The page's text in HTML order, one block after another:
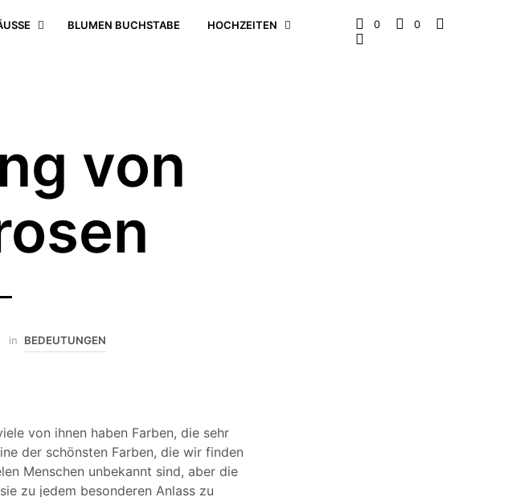
BLUMEN BUCHSTABE HOCHZEITEN 0 0
von
in BEDEUTUNGEN
von ihnen haben Farben, die sehr
der schönsten Farben, die wir finden
Menschen unbekannt sind, aber die
zu jedem besonderen Anlass zu